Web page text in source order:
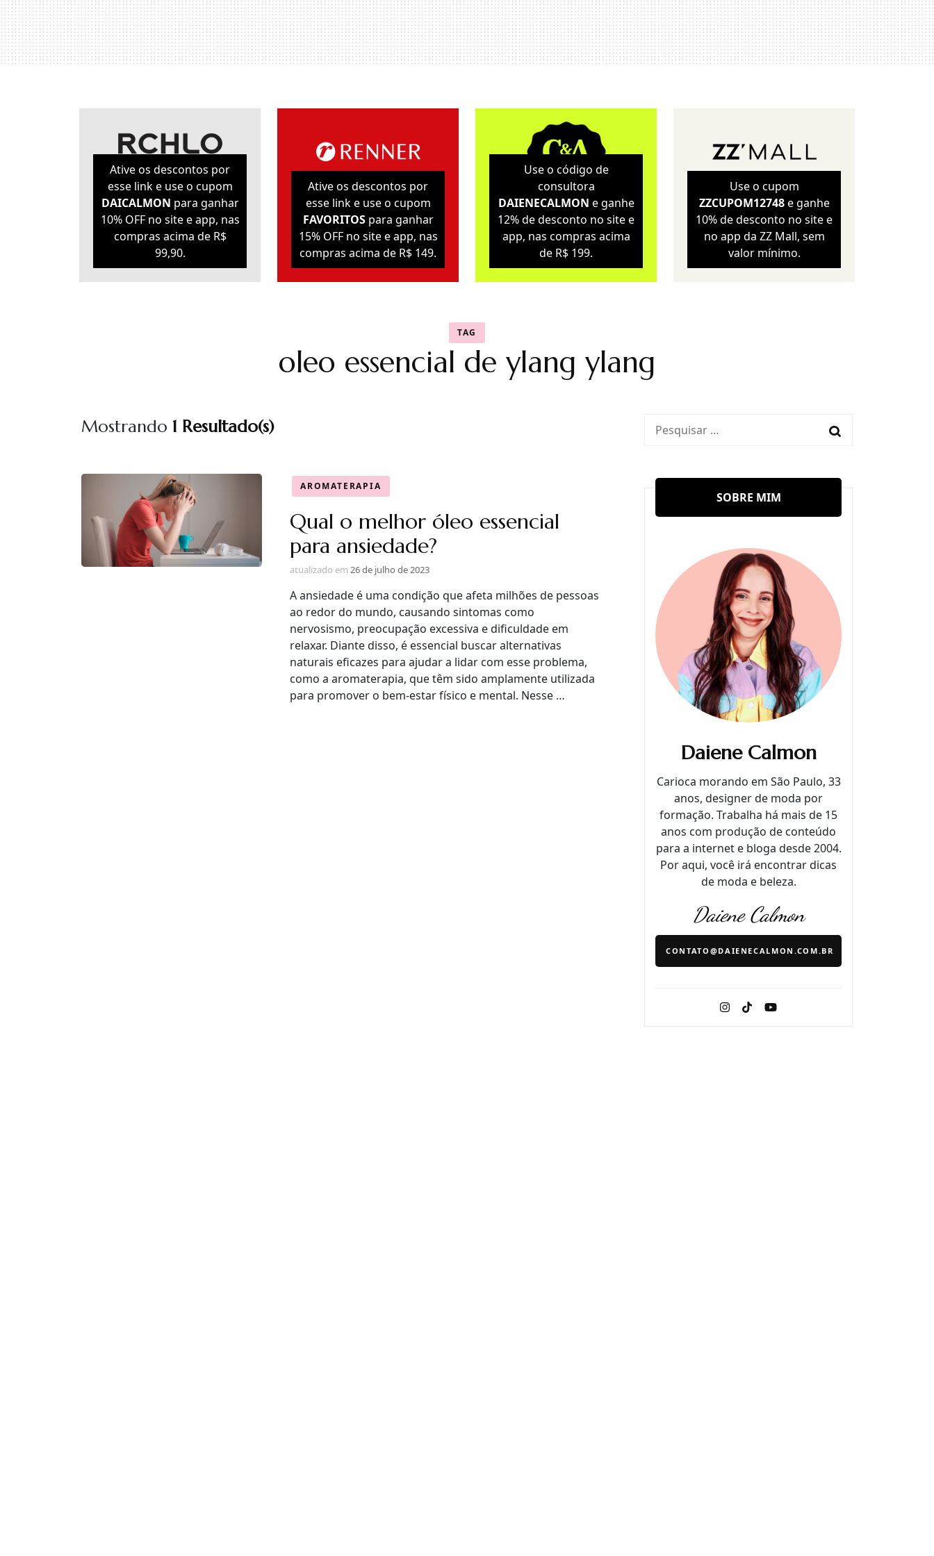
Wellness
Ative os descontos por
esse link e use o cupom
DAICALMON para ganhar
10% OFF no site e app, nas
compras acima de R$
99,90.
Ative os descontos por
esse link e use o cupom
FAVORITOSpara ganhar
15% OFF no site e app, nas
compras acima de R$ 149.
Use o código de
consultora
DAIENECALMON e ganhe
12% de desconto no site e
app, nas compras acima
de R$ 199.
Use o cupom
ZZCUPOM12748e ganhe
10% de desconto no site e
no app da ZZ Mall, sem
valor mínimo.
TAG
oleo essencial de ylang ylang
Mostrando 1 Resultado(s)
AROMATERAPIA
Qual o melhor óleo essencial
para ansiedade?
atualizado em 26 de julho de 2023
A ansiedade é uma condição que afeta milhões de pessoas
ao redor do mundo, causando sintomas como
nervosismo, preocupação excessiva e dificuldade em
relaxar. Diante disso, é essencial buscar alternativas
naturais eficazes para ajudar a lidar com esse problema,
como a aromaterapia, que têm sido amplamente utilizada
para promover o bem-estar físico e mental. Nesse …
Pesquisar
SOBRE MIM
Daiene Calmon
Carioca morando em São Paulo, 33
anos, designer de moda por
formação. Trabalha há mais de 15
anos com produção de conteúdo
para a internet e bloga desde 2004.
Por aqui, você irá encontrar dicas
de moda e beleza.
Daiene Calmon
CONTATO@DAIENECALMON.COM.BR